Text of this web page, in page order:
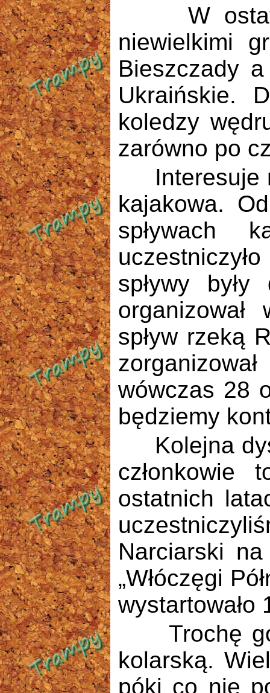
W
niewielkimi
Bieszczady
Ukraińskie.
koledzy
zarówno po
Interesuje
kajakowa.
spływach
spływy
spływ rzeką
wówczas 28
będziemy
Kolejna
członkowie
ostatnich
Narciarski
„Włóczęgi
Trochę
kolarską.
póki co nie